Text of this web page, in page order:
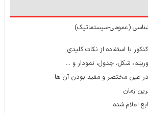
شکل، جدول، نمودار و ...
عین مختصر و مفید بودن آن ها
زمان
اعلام شده